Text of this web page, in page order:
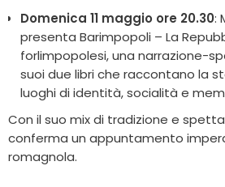
Domenica 11 maggio ore 20.30:
presenta Barimpopoli – La
forlimpopolesi, una narrazione-
suoi due libri che raccontano la
luoghi di identità, socialità e
Con il suo mix di tradizione e
conferma un appuntamento
romagnola.